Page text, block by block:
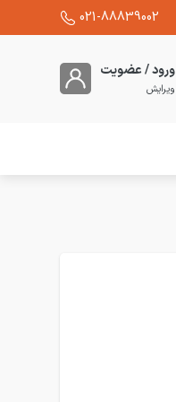
021-88839002
ورود / عضویت
ویرایش